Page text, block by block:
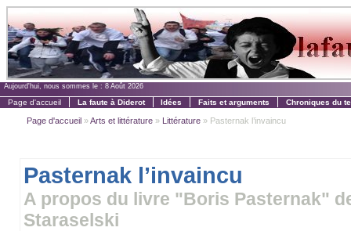
Aujourd'hui, nous sommes le : 8 Août 2026
Page d'accueil La faute à Diderot Idées Faits et arguments Chroniques du
Page d'accueil »Arts et littérature » Littérature » Pasternak l’invaincu
Pasternak l’invaincu
A propos du livre "Boris Pasternak"
Staraselski